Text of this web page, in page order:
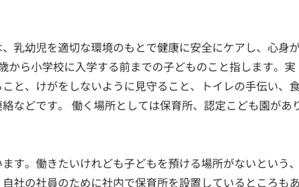
乳幼児を適切な環境のもとで健康に安全にケアし、心身
ら小学校に入学する前までの子どものこと指します。実
と、けがをしないように見守ること、トイレの手伝い、
などです。 働く場所としては保育所、認定こども園があ
す。働きたいけれども子どもを預ける場所がないという
社の社員のために社内で保育所を設置しているところも